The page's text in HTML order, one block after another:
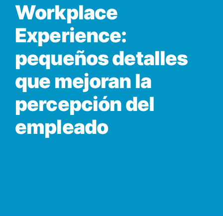
Workplace
Experience:
pequeños detalles
que mejoran la
percepción del
empleado